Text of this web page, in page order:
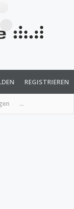
...
REGISTRIEREN